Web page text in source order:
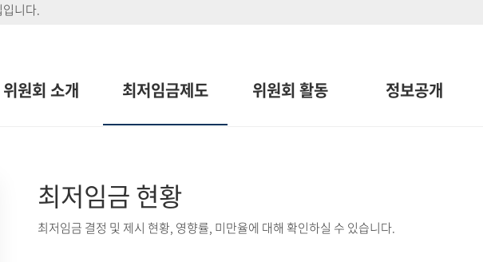
니다.
위원회 소개 최저임금제도 위원회 활동 정보공개
최저임금 현황
최저임금 결정 및 제시 현황, 영향률, 미만율에 대해 확인하실 수 있습니다.